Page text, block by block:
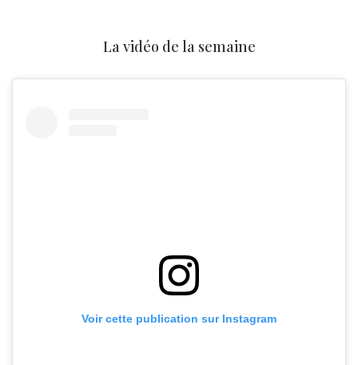
La vidéo de la semaine
Voir cette publication sur Instagram